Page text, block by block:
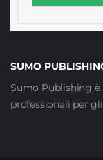
SUMO
Sumo Publishing è
professionali per